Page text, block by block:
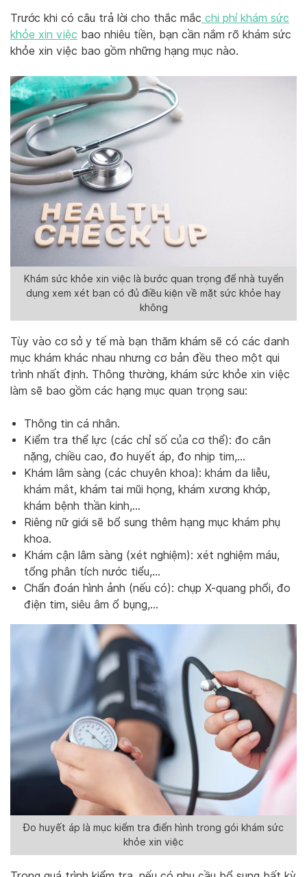
Trước khi có câu trả lời cho thắc mắc chi phí khám sức
khỏe xin việc bao nhiêu tiền, bạn cần nắm rõ khám sức
khỏe xin việc bao gồm những hạng mục nào.
Khám sức khỏe xin việc là bước quan trọng để nhà tuyển
dụng xem xét bạn có đủ điều kiện về mặt sức khỏe hay
không
Tùy vào cơ sở y tế mà bạn thăm khám sẽ có các danh
mục khám khác nhau nhưng cơ bản đều theo một qui
trình nhất định. Thông thường, khám sức khỏe xin việc
làm sẽ bao gồm các hạng mục quan trọng sau:
Thông tin cá nhân.
Kiểm tra thể lực (các chỉ số của cơ thể): đo cân
nặng, chiều cao, đo huyết áp, đo nhịp tim,…
Khám lâm sàng (các chuyên khoa): khám da liễu,
khám mắt, khám tai mũi họng, khám xương khớp,
khám bệnh thần kinh,…
Riêng nữ giới sẽ bổ sung thêm hạng mục khám phụ
khoa.
Khám cận lâm sàng (xét nghiệm): xét nghiệm máu,
tổng phân tích nước tiểu,…
Chẩn đoán hình ảnh (nếu có): chụp X-quang phổi, đo
điện tim, siêu âm ổ bụng,…
Đo huyết áp là mục kiểm tra điển hình trong gói khám sức
khỏe xin việc